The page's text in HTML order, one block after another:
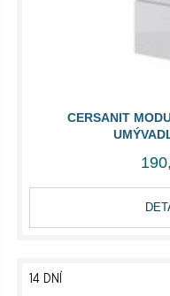
CERSANIT
14 DNÍ